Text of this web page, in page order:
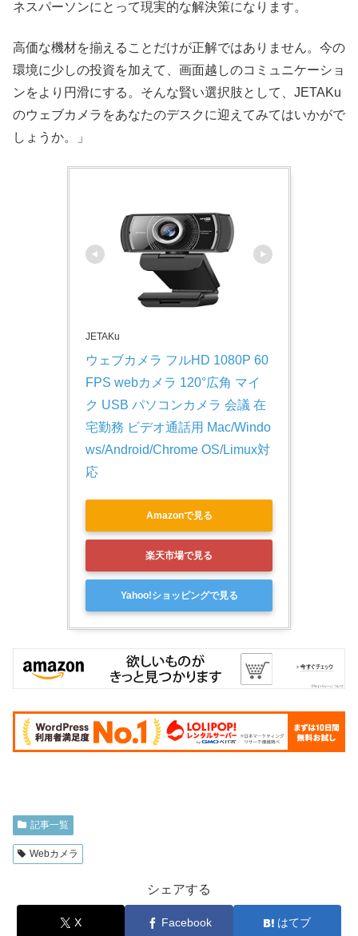
ネスパーソンにとって現実的な解決策になります。
高価な機材を揃えることだけが正解ではありません。今の
環境に少しの投資を加えて、画面越しのコミュニケーショ
ンをより円滑にする。そんな賢い選択肢として、JETAKu
のウェブカメラをあなたのデスクに迎えてみてはいかがで
しょうか。」
JETAKu
ウェブカメラ フルHD 1080P 60
FPS webカメラ 120°広角 マイ
ク USB パソコンカメラ 会議 在
宅勤務 ビデオ通話用 Mac/Windo
ws/Android/Chrome OS/Limux対
応
Amazonで見る
楽天市場で見る
Yahoo!ショッピングで見る
記事一覧
Webカメラ
シェアする
X Facebook はてブ